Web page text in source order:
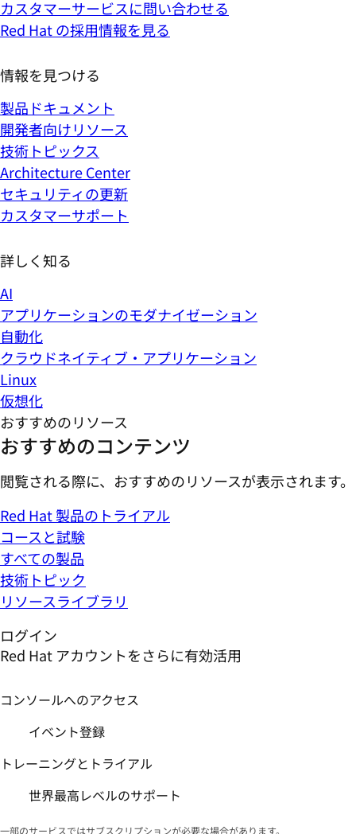
カスタマーサービスに問い合わせる
Red Hat の採用情報を見る
情報を見つける
製品ドキュメント
開発者向けリソース
技術トピックス
Architecture Center
セキュリティの更新
カスタマーサポート
詳しく知る
AI
アプリケーションのモダナイゼーション
自動化
クラウドネイティブ・アプリケーション
Linux
仮想化
おすすめのリソース
おすすめのコンテンツ
閲覧される際に、おすすめのリソースが表示されます。
Red Hat 製品のトライアル
コースと試験
すべての製品
技術トピック
リソースライブラリ
ログイン
Red Hat アカウントをさらに有効活用
コンソールへのアクセス
イベント登録
トレーニングとトライアル
世界最高レベルのサポート
一部のサービスではサブスクリプションが必要な場合があります。